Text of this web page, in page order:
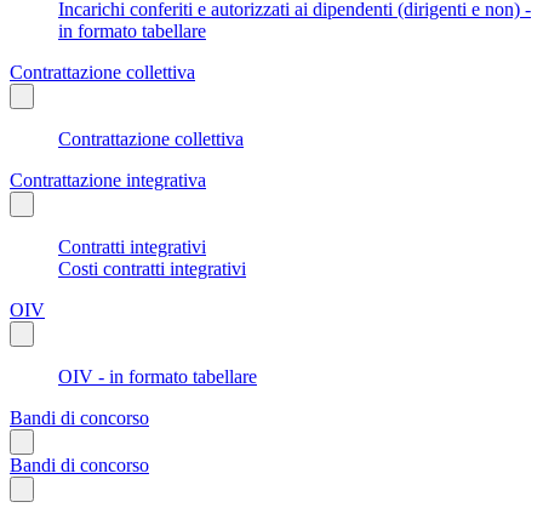
Incarichi conferiti e autorizzati ai dipendenti (dirigenti e non) -
in formato tabellare
Contrattazione collettiva
Contrattazione collettiva
Contrattazione integrativa
Contratti integrativi
Costi contratti integrativi
OIV
OIV - in formato tabellare
Bandi di concorso
Bandi di concorso